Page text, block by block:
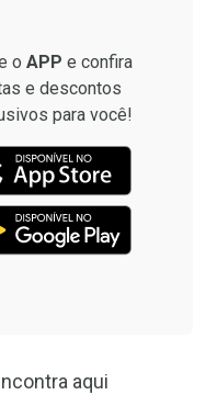
o APP e confira
e descontos
para você!
aqui